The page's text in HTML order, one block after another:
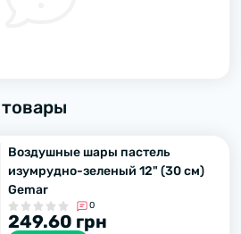
Воздушные шары пастель
изумрудно-зеленый 12" (30 см)
Gemar
0
249.60 грн